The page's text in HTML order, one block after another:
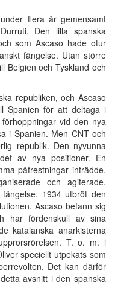
flera år gemensamt
Den lilla spanska
som Ascaso hade otur
fängelse. Utan större
Belgien och Tyskland och
republiken, och Ascaso
Spanien för att deltaga i
vid den nya
i Spanien. Men CNT och
republik. Den nyvunna
av nya positioner. En
påfrestningar inträdde.
och agiterade.
1934 utbröt den
Ascaso befann sig
har fördenskull av sina
katalanska anarkisterna
T. o. m. i
speciellt utpekats som
Det kan därför
avsnitt i den spanska